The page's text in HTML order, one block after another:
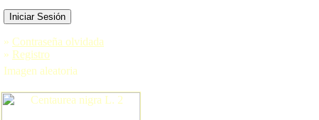
» Contraseña olvidada
» Registro
Imagen aleatoria